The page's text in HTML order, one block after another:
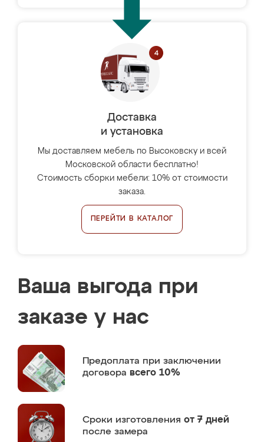
Доставка
и установка
Мы доставляем мебель по Высоковску и всей
Московской области бесплатно!
Стоимость сборки мебели: 10% от стоимости
заказа.
ПЕРЕЙТИ В КАТАЛОГ
Ваша выгода при
заказе у нас
Предоплата при заключении
договора всего 10%
Сроки изготовления от 7 дней
после замера